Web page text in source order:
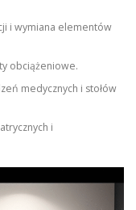
i wymiana elementów
obciążeniowe.
medycznych i stołów
i